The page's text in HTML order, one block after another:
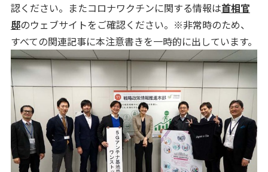
認ください。またコロナワクチンに関する情報は首相官
邸のウェブサイトをご確認ください。※非常時のため、
すべての関連記事に本注意書きを一時的に出しています。